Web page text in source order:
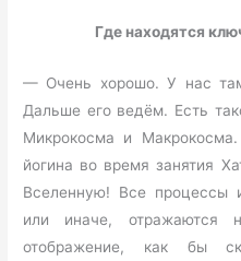
Где находятся
— Очень хорошо. У нас
Дальше его ведём. Есть
Микрокосма и
йогина во время занятия
Вселенную! Все процессы
или иначе, отражаются
отображение, как бы